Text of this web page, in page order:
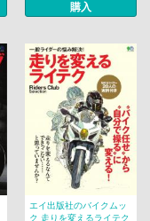
購入
エイ出版社のバイクムッ
ク 走りを変えるライテク